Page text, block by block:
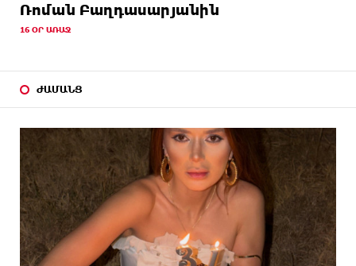
Ռոման Բաղդասարյանին
16 ՕՐ ԱՌԱՋ
ԺԱՄԱՆՑ